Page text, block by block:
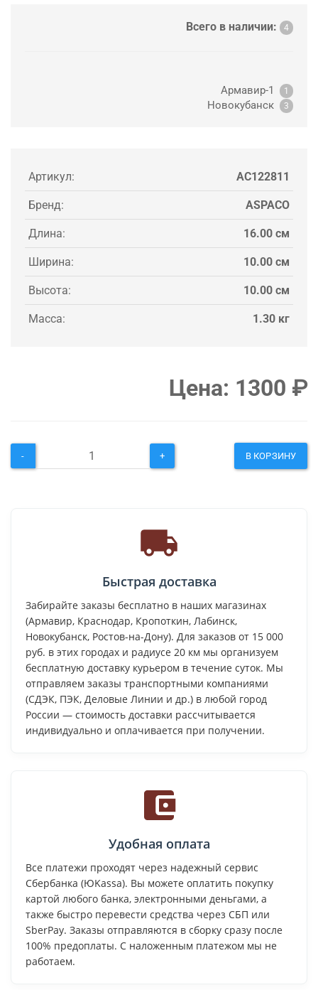
Всего в наличии: 4
Армавир-1 1
Новокубанск 3
Артикул: AC122811
Бренд: ASPACO
Длина: 16.00 см
Ширина: 10.00 см
Высота: 10.00 см
Масса: 1.30 кг
Цена: 1300 ₽
- + В КОРЗИНУ
Быстрая доставка
Забирайте заказы бесплатно в наших магазинах
(Армавир, Краснодар, Кропоткин, Лабинск,
Новокубанск, Ростов-на-Дону). Для заказов от 15 000
руб. в этих городах и радиусе 20 км мы организуем
бесплатную доставку курьером в течение суток. Мы
отправляем заказы транспортными компаниями
(СДЭК, ПЭК, Деловые Линии и др.) в любой город
России — стоимость доставки рассчитывается
индивидуально и оплачивается при получении.
Удобная оплата
Все платежи проходят через надежный сервис
Сбербанка (ЮKassa). Вы можете оплатить покупку
картой любого банка, электронными деньгами, а
также быстро перевести средства через СБП или
SberPay. Заказы отправляются в сборку сразу после
100% предоплаты. С наложенным платежом мы не
работаем.